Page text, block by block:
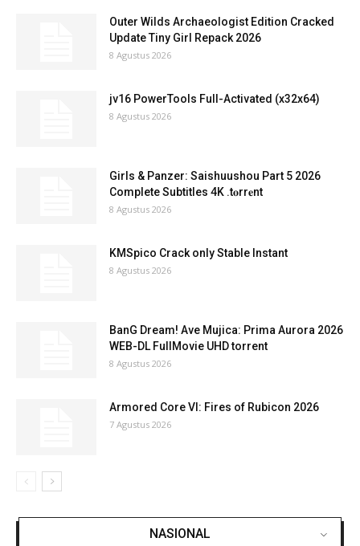
Outer Wilds Archaeologist Edition Cracked
Update Tiny Girl Repack 2026
8 Agustus 2026
jv16 PowerTools Full-Activated (x32x64)
8 Agustus 2026
Girls & Panzer: Saishuushou Part 5 2026
Complete Subtitles 4K .t𝐨rr𝐞nt
8 Agustus 2026
KMSpico Crack only Stable Instant
8 Agustus 2026
BanG Dream! Ave Mujica: Prima Aurora 2026
WEB-DL FullMovie UHD torrent
8 Agustus 2026
Armored Core VI: Fires of Rubicon 2026
7 Agustus 2026
NASIONAL